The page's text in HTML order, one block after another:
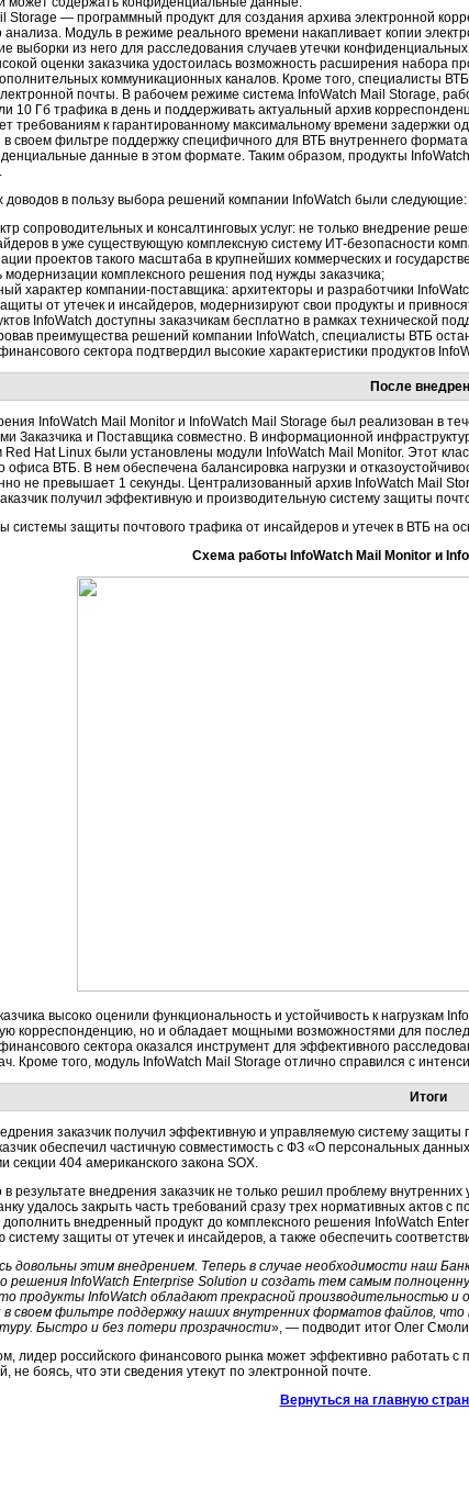
Storage — программный продукт для создания архива электронной
Модуль в режиме реального времени накапливает копии
выборки из него для расследования случаев утечки
оценки заказчика удостоилась возможность расширения набора
коммуникационных каналов. Кроме того, специалисты
почты. В рабочем режиме система InfoWatch Mail Storage,
10 Гб трафика в день и поддерживать актуальный архив
требованиям к гарантированному максимальному времени задержки
своем фильтре поддержку специфичного для ВТБ внутреннего
данные в этом формате. Таким образом, продукты
доводов в пользу выбора решений компании InfoWatch были следующие:
сопроводительных и консалтинговых услуг: не только внедрение
в уже существующую комплексную систему ИТ-безопасности
проектов такого масштаба в крупнейших коммерческих и
модернизации комплексного решения под нужды заказчика;
характер компании-поставщика: архитекторы и разработчики
от утечек и инсайдеров, модернизируют свои продукты и
InfoWatch доступны заказчикам бесплатно в рамках технической
преимущества решений компании InfoWatch, специалисты ВТБ
сектора подтвердил высокие характеристики продуктов
После
InfoWatch Mail Monitor и InfoWatch Mail Storage был реализован в
Заказчика и Поставщика совместно. В информационной
Red Hat Linux были установлены модули InfoWatch Mail Monitor. Этот
офиса ВТБ. В нем обеспечена балансировка нагрузки и
не превышает 1 секунды. Централизованный архив InfoWatch Mail
получил эффективную и производительную систему защиты
системы защиты почтового трафика от инсайдеров и утечек в ВТБ на
Схема работы InfoWatch Mail Monitor и
высоко оценили функциональность и устойчивость к нагрузкам
корреспонденцию, но и обладает мощными возможностями для
сектора оказался инструмент для эффективного
Кроме того, модуль InfoWatch Mail Storage отлично справился с
Итоги
заказчик получил эффективную и управляемую систему защиты
обеспечил частичную совместимость с ФЗ «О персональных
секции 404 американского закона SOX.
результате внедрения заказчик не только решил проблему
удалось закрыть часть требований сразу трех нормативных
внедренный продукт до комплексного решения InfoWatch
защиты от утечек и инсайдеров, а также обеспечить
довольны этим внедрением. Теперь в случае необходимости наш
решения InfoWatch Enterprise Solution и создать тем самым
продукты InfoWatch обладают прекрасной производительностью
в своем фильтре поддержку наших внутренних форматов файлов, что
Быстро и без потери прозрачности», — подводит итог Олег
лидер российского финансового рынка может эффективно работать
не боясь, что эти сведения утекут по электронной почте.
Вернуться на главную